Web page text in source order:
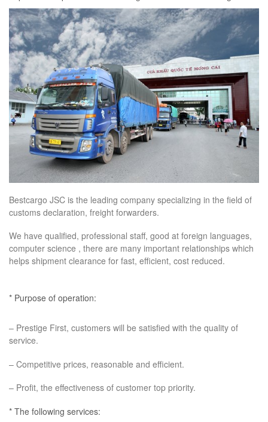
Bestcargo JSC is the leading company specializing in the field of
customs declaration, freight forwarders.
We have qualified, professional staff, good at foreign languages,
computer science , there are many important relationships which
helps shipment clearance for fast, efficient, cost reduced.
* Purpose of operation:
– Prestige First, customers will be satisfied with the quality of
service.
– Competitive prices, reasonable and efficient.
– Profit, the effectiveness of customer top priority.
* The following services: